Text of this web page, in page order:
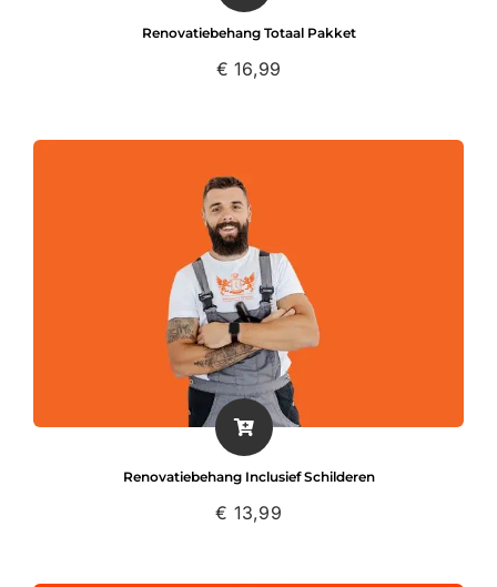
Renovatiebehang Totaal Pakket
€ 16,99
Renovatiebehang Inclusief Schilderen
€ 13,99